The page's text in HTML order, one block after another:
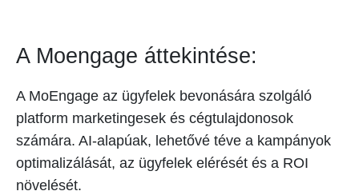
A Moengage áttekintése:
A MoEngage az ügyfelek bevonására szolgáló
platform marketingesek és cégtulajdonosok
számára. AI-alapúak, lehetővé téve a kampányok
optimalizálását, az ügyfelek elérését és a ROI
növelését.